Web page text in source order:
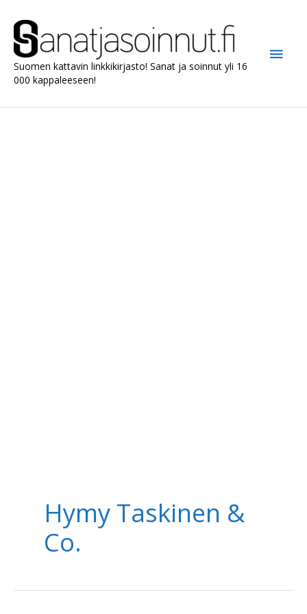
sisältöön
Suomen kattavin linkkikirjasto! Sanat ja soinnut yli 16
000 kappaleeseen!
Hymy Taskinen &
Co.